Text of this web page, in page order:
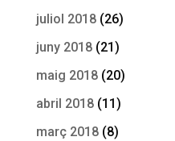
juliol 2018(26)
juny 2018(21)
maig 2018(20)
abril 2018(11)
març 2018(8)